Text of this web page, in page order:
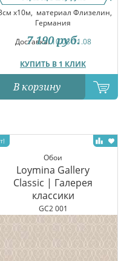
x10м, материал Флизелин,
Германия
Доставка:10.08-11.08
КУПИТЬ В 1 КЛИК
7 190 руб.
В корзину
Обои
Loymina Gallery
Classic | Галерея
классики
GC2 001